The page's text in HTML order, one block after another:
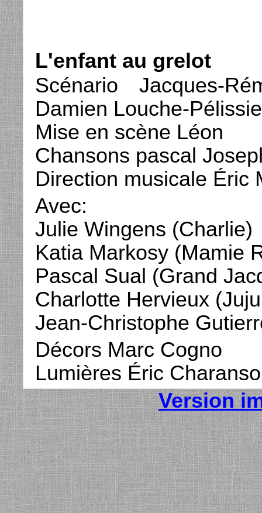
L'enfant au grelot
Scénario Jacques-
Damien Louche-
Mise en scène Léon
Chansons pascal
Direction musicale Éric
Avec:
Julie Wingens (Charlie)
Katia Markosy (Mamie
Pascal Sual (Grand
Charlotte Hervieux
Jean-Christophe
Décors Marc Cogno
Lumières Éric
Version